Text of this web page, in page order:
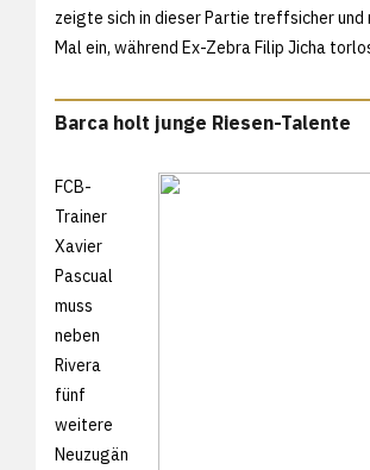
zeigte sich in dieser Partie treffsicher und
Mal ein, während Ex-Zebra Filip Jicha
Barca holt junge Riesen-Talente
FCB-
Trainer
Xavier
Pascual
muss
neben
Rivera
fünf
weitere
Neuzugän